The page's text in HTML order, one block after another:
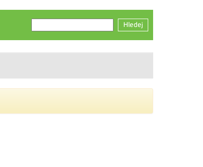
Hledej